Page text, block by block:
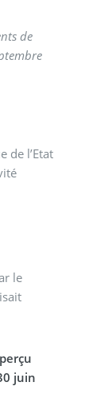
de
de l’Etat
le
juin